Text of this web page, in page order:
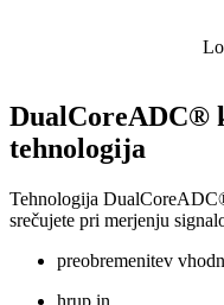
DualCoreADC®
tehnologija
Tehnologija
srečujete pri merjenju
preobremenitev